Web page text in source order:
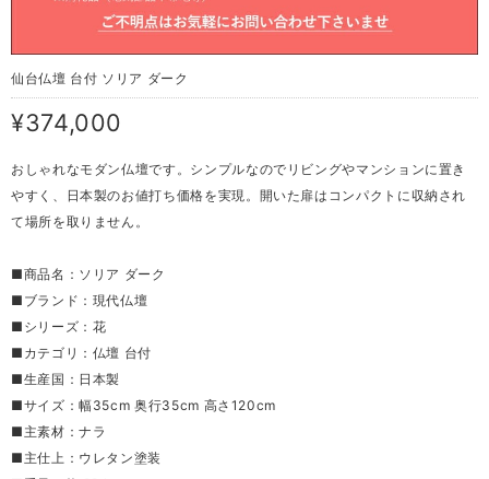
仙台仏壇 台付 ソリア ダーク
¥374,000
おしゃれなモダン仏壇です。シンプルなのでリビングやマンションに置き
やすく、日本製のお値打ち価格を実現。開いた扉はコンパクトに収納され
て場所を取りません。
■商品名：ソリア ダーク
■ブランド：現代仏壇
■シリーズ：花
■カテゴリ：仏壇 台付
■生産国：日本製
■サイズ：幅35cm 奥行35cm 高さ120cm
■主素材：ナラ
■主仕上：ウレタン塗装